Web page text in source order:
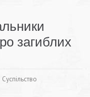
загиблих
Суспільство